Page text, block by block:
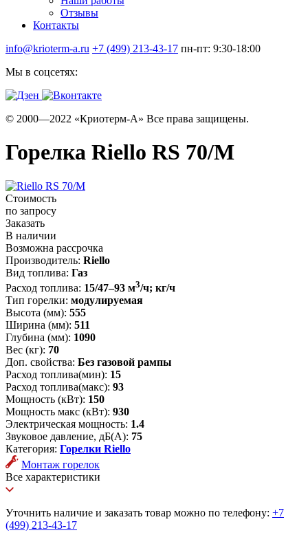
Отзывы
Контакты
info@krioterm-a.ru +7 (499) 213-43-17 пн-пт: 9:30-18:00
Мы в соцсетях:
© 2000—2022 «Криотерм-А» Все права защищены.
Горелка Riello RS 70/M
Стоимость
по запросу
Заказать
В наличии
Возможна рассрочка
Производитель: Riello
Вид топлива: Газ
Расход топлива: 15/47–93 м3/ч; кг/ч
Тип горелки: модулируемая
Высота (мм): 555
Ширина (мм): 511
Глубина (мм): 1090
Вес (кг): 70
Доп. свойства: Без газовой рампы
Расход топлива(мин): 15
Расход топлива(макс): 93
Мощность (кВт): 150
Мощность макс (кВт): 930
Электрическая мощность: 1.4
Звуковое давление, дБ(А): 75
Категория: Горелки Riello
Монтаж горелок
Все характеристики
Уточнить наличие и заказать товар можно по телефону: +7
(499) 213-43-17